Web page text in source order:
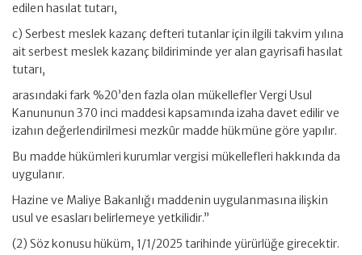
edilen hasılat tutarı,
c) Serbest meslek kazanç defteri tutanlar için ilgili takvim yılına
ait serbest meslek kazanç bildiriminde yer alan gayrisafi hasılat
tutarı,
arasındaki fark %20’den fazla olan mükellefler Vergi Usul
Kanununun 370 inci maddesi kapsamında izaha davet edilir ve
izahın değerlendirilmesi mezkûr madde hükmüne göre yapılır.
Bu madde hükümleri kurumlar vergisi mükellefleri hakkında da
uygulanır.
Hazine ve Maliye Bakanlığı maddenin uygulanmasına ilişkin
usul ve esasları belirlemeye yetkilidir.”
(2) Söz konusu hüküm, 1/1/2025 tarihinde yürürlüğe girecektir.